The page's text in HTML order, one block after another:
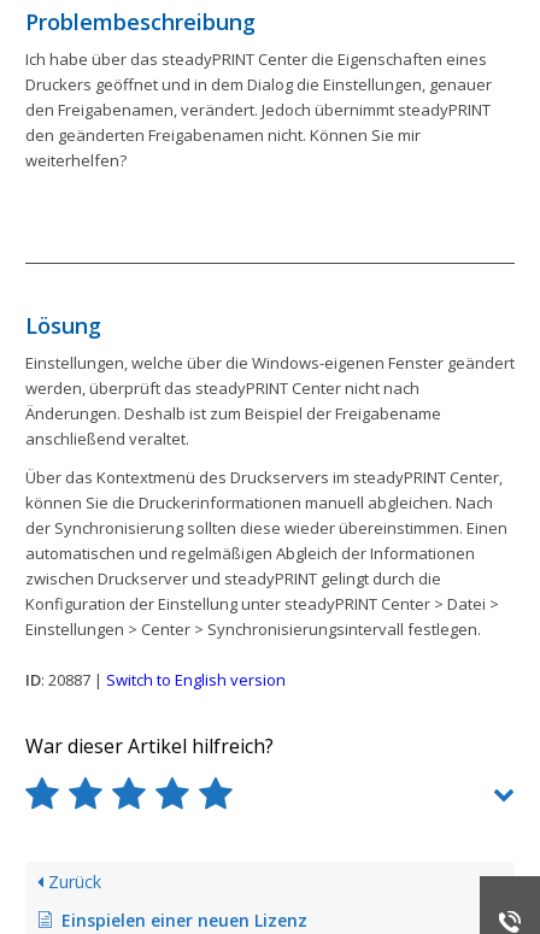
Problembeschreibung
Ich habe über das steadyPRINT Center die Eigenschaften eines
Druckers geöffnet und in dem Dialog die Einstellungen, genauer
den Freigabenamen, verändert. Jedoch übernimmt steadyPRINT
den geänderten Freigabenamen nicht. Können Sie mir
weiterhelfen?
Lösung
Einstellungen, welche über die Windows-eigenen Fenster geändert
werden, überprüft das steadyPRINT Center nicht nach
Änderungen. Deshalb ist zum Beispiel der Freigabename
anschließend veraltet.
Über das Kontextmenü des Druckservers im steadyPRINT Center,
können Sie die Druckerinformationen manuell abgleichen. Nach
der Synchronisierung sollten diese wieder übereinstimmen. Einen
automatischen und regelmäßigen Abgleich der Informationen
zwischen Druckserver und steadyPRINT gelingt durch die
Konfiguration der Einstellung unter steadyPRINT Center > Datei >
Einstellungen > Center > Synchronisierungsintervall festlegen.
ID: 20887 | Switch to English version
War dieser Artikel hilfreich?
Zurück
Einspielen einer neuen Lizenz